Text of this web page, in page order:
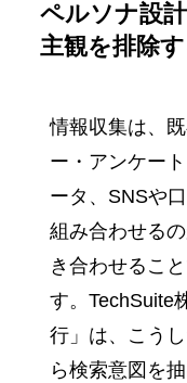
ペルソナ設
主観を排除
情報収集は、
ー・アンケー
ータ、SNSや
組み合わせる
き合わせるこ
す。TechSuite
行」は、こう
ら検索意図を